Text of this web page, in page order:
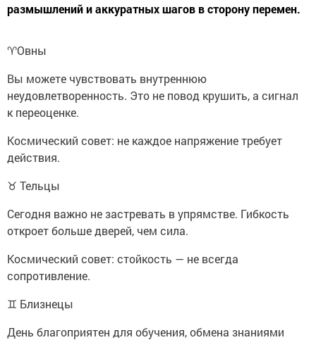
размышлений и аккуратных шагов в сторону перемен.
♈️Овны
Вы можете чувствовать внутреннюю
неудовлетворенность. Это не повод крушить, а сигнал
к переоценке.
Космический совет: не каждое напряжение требует
действия.
♉ Тельцы
Сегодня важно не застревать в упрямстве. Гибкость
откроет больше дверей, чем сила.
Космический совет: стойкость — не всегда
сопротивление.
♊ Близнецы
День благоприятен для обучения, обмена знаниями